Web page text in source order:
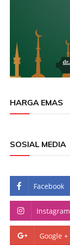
HARGA EMAS
SOSIAL MEDIA
Facebook
Instagram
Google +